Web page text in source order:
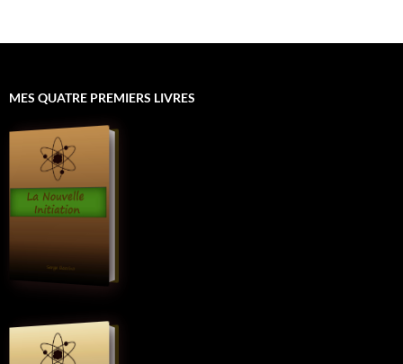
MES QUATRE PREMIERS LIVRES